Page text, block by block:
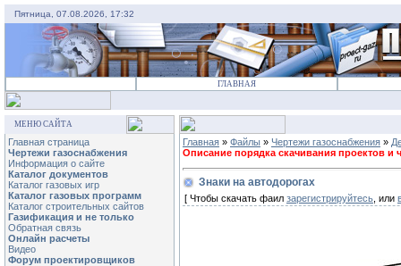
Пятница, 07.08.2026, 17:32
ГЛАВНАЯ
МЕНЮ САЙТА
Главная страница
Чертежи газоснабжения
Информация о сайте
Каталог документов
Каталог газовых игр
Каталог газовых программ
Каталог строительных сайтов
Газификация и не только
Обратная связь
Онлайн расчеты
Видео
Форум проектировщиков
Главная » Файлы » Чертежи газоснабжения »
Описание порядка скачивания проектов и
Знаки на автодорогах
[ Чтобы скачать фаил зарегистрируйтесь , или